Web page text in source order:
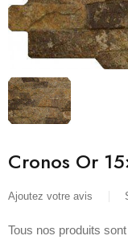
Cronos Or
Ajoutez votre avis
Tous nos produits